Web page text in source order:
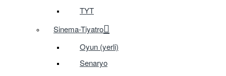
TYT
Sinema-Tiyatro
Oyun (yerli)
Senaryo